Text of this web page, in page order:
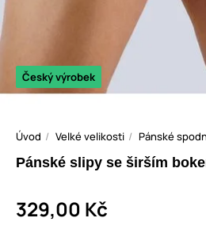
Český výrobek
Úvod Velké velikosti Pánské
Pánské slipy se širším
329,00 Kč